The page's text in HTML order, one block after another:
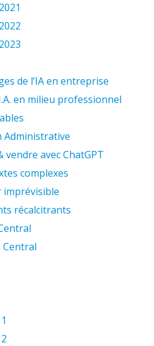
de l’IA en entreprise
en milieu professionnel
Administrative
avec ChatGPT
complexes
imprévisible
récalcitrants
Central